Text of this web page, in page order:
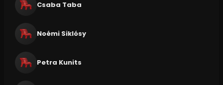
Csaba Taba
Noémi Siklósy
Petra Kunits